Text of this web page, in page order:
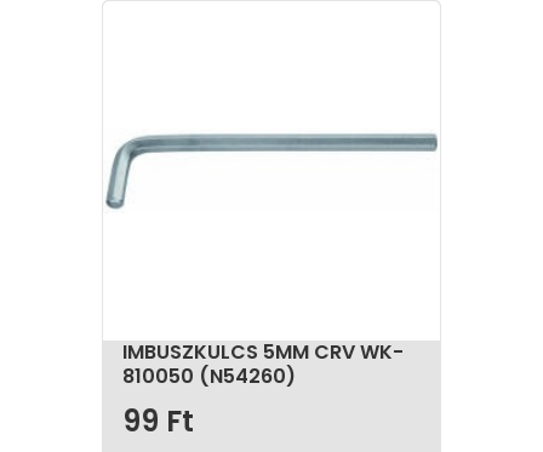
pontosak és tartósak legyenek. Megfelelő kulcs
kiválasztásával nemcsak a munka minősége javul,
hanem az idő- és energiaráfordítás is jelentősen
IMBUSZKULCS 5MM CRV WK-
810050 (N54260)
99 Ft